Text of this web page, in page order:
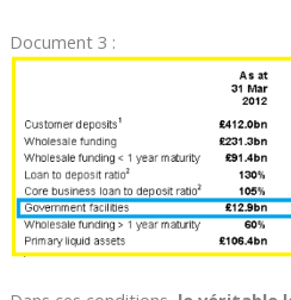
Document 3 :